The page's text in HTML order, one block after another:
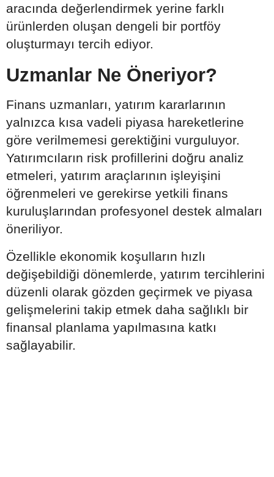
aracında değerlendirmek yerine farklı
ürünlerden oluşan dengeli bir portföy
oluşturmayı tercih ediyor.
Uzmanlar Ne Öneriyor?
Finans uzmanları, yatırım kararlarının
yalnızca kısa vadeli piyasa hareketlerine
göre verilmemesi gerektiğini vurguluyor.
Yatırımcıların risk profillerini doğru analiz
etmeleri, yatırım araçlarının işleyişini
öğrenmeleri ve gerekirse yetkili finans
kuruluşlarından profesyonel destek almaları
öneriliyor.
Özellikle ekonomik koşulların hızlı
değişebildiği dönemlerde, yatırım tercihlerini
düzenli olarak gözden geçirmek ve piyasa
gelişmelerini takip etmek daha sağlıklı bir
finansal planlama yapılmasına katkı
sağlayabilir.